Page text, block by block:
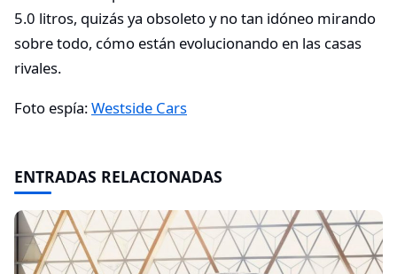
5.0 litros, quizás ya obsoleto y no tan idóneo mirando
sobre todo, cómo están evolucionando en las casas
rivales.
Foto espía:Westside Cars
ENTRADAS RELACIONADAS